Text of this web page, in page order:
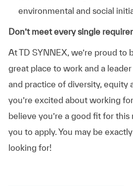
environmental and social
Don’t meet every single
At TD SYNNEX, we’re proud to
great place to work and a
and practice of diversity, equity
you’re excited about working
believe you’re a good fit for
you to apply. You may be
looking for!